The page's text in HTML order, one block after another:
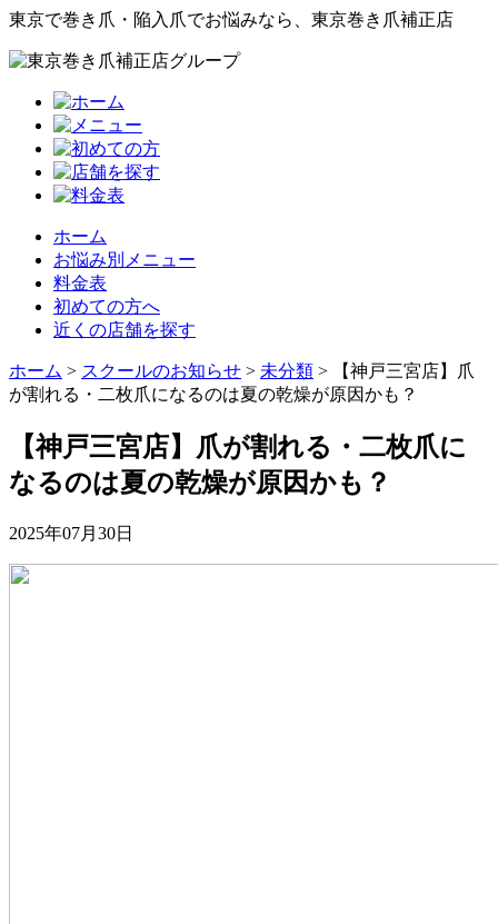
東京で巻き爪・陥入爪でお悩みなら、東京巻き爪補正店
ホーム
お悩み別メニュー
料金表
初めての方へ
近くの店舗を探す
ホーム > スクールのお知らせ > 未分類 >
【神戸三宮店】爪
が割れる・二枚爪になるのは夏の乾燥が原因かも？
【神戸三宮店】爪が割れる・二枚爪に
なるのは夏の乾燥が原因かも？
2025年07月30日